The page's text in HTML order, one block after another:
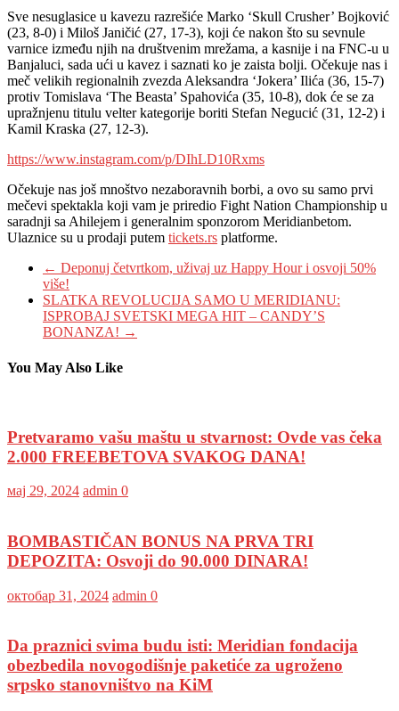
Sve nesuglasice u kavezu razrešiće Marko ‘Skull Crusher’ Bojković
(23, 8-0) i Miloš Janičić (27, 17-3), koji će nakon što su sevnule
varnice između njih na društvenim mrežama, a kasnije i na FNC-u u
Banjaluci, sada ući u kavez i saznati ko je zaista bolji. Očekuje nas i
meč velikih regionalnih zvezda Aleksandra ‘Jokera’ Ilića (36, 15-7)
protiv Tomislava ‘The Beasta’ Spahovića (35, 10-8), dok će se za
upražnjenu titulu velter kategorije boriti Stefan Negucić (31, 12-2) i
Kamil Kraska (27, 12-3).
https://www.instagram.com/p/DIhLD10Rxms
Očekuje nas još mnoštvo nezaboravnih borbi, a ovo su samo prvi
mečevi spektakla koji vam je priredio Fight Nation Championship u
saradnji sa Ahilejem i generalnim sponzorom Meridianbetom.
Ulaznice su u prodaji putem tickets.rs platforme.
← Deponuj četvrtkom, uživaj uz Happy Hour i osvoji 50%
više!
SLATKA REVOLUCIJA SAMO U MERIDIANU:
ISPROBAJ SVETSKI MEGA HIT – CANDY’S
BONANZA! →
You May Also Like
Pretvaramo vašu maštu u stvarnost: Ovde vas čeka
2.000 FREEBETOVA SVAKOG DANA!
мај 29, 2024 admin 0
BOMBASTIČAN BONUS NA PRVA TRI
DEPOZITA: Osvoji do 90.000 DINARA!
октобар 31, 2024 admin 0
Da praznici svima budu isti: Meridian fondacija
obezbedila novogodišnje paketiće za ugroženo
srpsko stanovništvo na KiM